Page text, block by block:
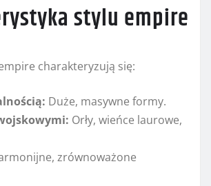
stylu empire
charakteryzują się:
Duże, masywne formy.
Orły, wieńce laurowe,
zrównoważone